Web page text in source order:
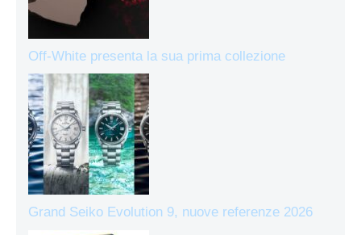
Off-White presenta la sua prima collezione
Grand Seiko Evolution 9, nuove referenze 2026